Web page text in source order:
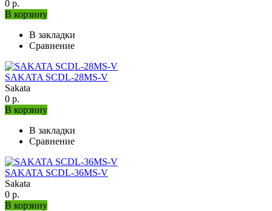
0 р.
В корзину
В закладки
Сравнение
SAKATA SCDL-28MS-V
Sakata
0 р.
В корзину
В закладки
Сравнение
SAKATA SCDL-36MS-V
Sakata
0 р.
В корзину